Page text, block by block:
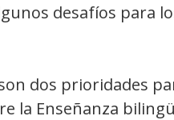
desafíos para
dos prioridades
la Enseñanza